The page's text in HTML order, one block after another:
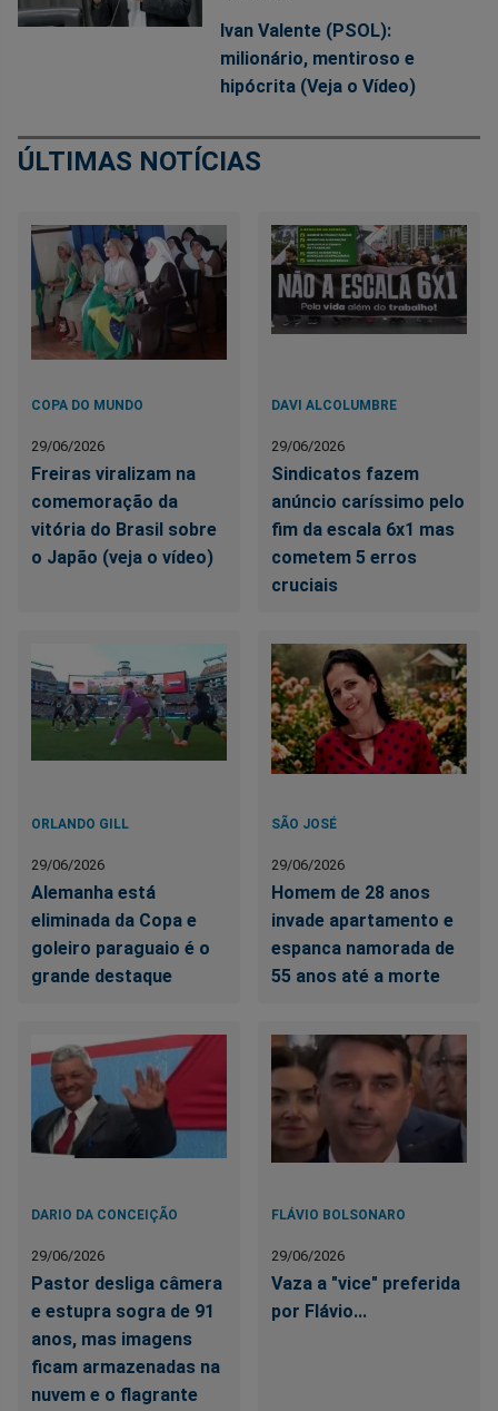
Ivan Valente (PSOL):
milionário, mentiroso e
hipócrita (Veja o Vídeo)
ÚLTIMAS NOTÍCIAS
COPA DO MUNDO
29/06/2026
Freiras viralizam na
comemoração da
vitória do Brasil sobre
o Japão (veja o vídeo)
DAVI ALCOLUMBRE
29/06/2026
Sindicatos fazem
anúncio caríssimo pelo
fim da escala 6x1 mas
cometem 5 erros
cruciais
ORLANDO GILL
29/06/2026
Alemanha está
eliminada da Copa e
goleiro paraguaio é o
grande destaque
SÃO JOSÉ
29/06/2026
Homem de 28 anos
invade apartamento e
espanca namorada de
55 anos até a morte
DARIO DA CONCEIÇÃO
29/06/2026
Pastor desliga câmera
e estupra sogra de 91
anos, mas imagens
ficam armazenadas na
nuvem e o flagrante
FLÁVIO BOLSONARO
29/06/2026
Vaza a "vice" preferida
por Flávio...